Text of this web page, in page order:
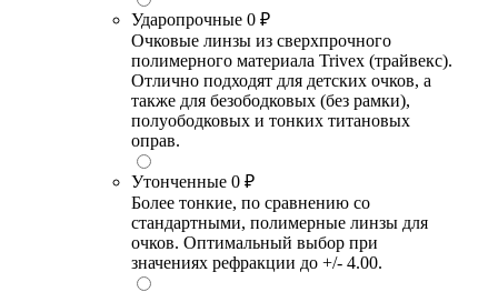
Ударопрочные 0 ₽
Очковые линзы из сверхпрочного
полимерного материала Trivex (трайвекс).
Отлично подходят для детских очков, а
также для безободковых (без рамки),
полуободковых и тонких титановых
оправ.
Утонченные 0 ₽
Более тонкие, по сравнению со
стандартными, полимерные линзы для
очков. Оптимальный выбор при
значениях рефракции до +/- 4.00.